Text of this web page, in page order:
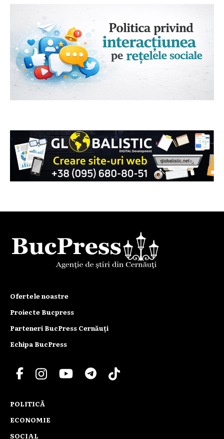
Ofertele noastre
Proiecte Bucpress
Parteneri BucPress Cernăuți
Echipa BucPress
POLITICĂ
ECONOMIE
SOCIAL